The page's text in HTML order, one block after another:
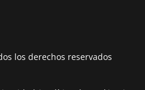
los derechos reservados